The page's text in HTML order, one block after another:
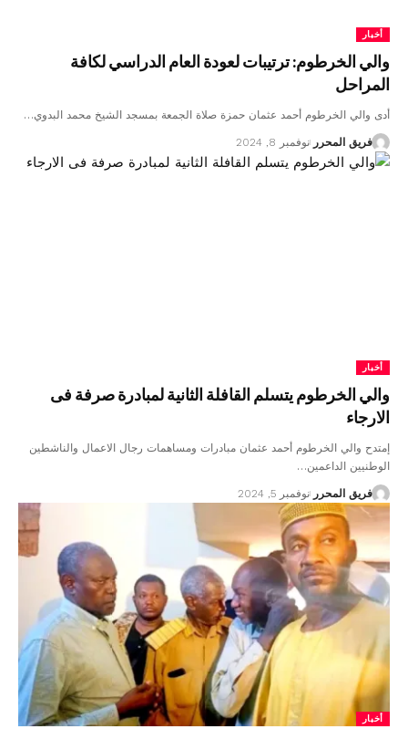
أخبار
والي الخرطوم: ترتيبات لعودة العام الدراسي لكافة
المراحل
أدى والي الخرطوم أحمد عثمان حمزة صلاة الجمعة بمسجد الشيخ محمد البدوي…
فريق المحرر نوفمبر 8, 2024
أخبار
والي الخرطوم يتسلم القافلة الثانية لمبادرة صرفة فى
الارجاء
إمتدح والي الخرطوم أحمد عثمان مبادرات ومساهمات رجال الاعمال والناشطين
الوطنيين الداعمين…
فريق المحرر نوفمبر 5, 2024
أخبار